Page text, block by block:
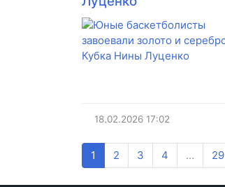
18.02.2026 17:02
1 2 3 4 ... 29